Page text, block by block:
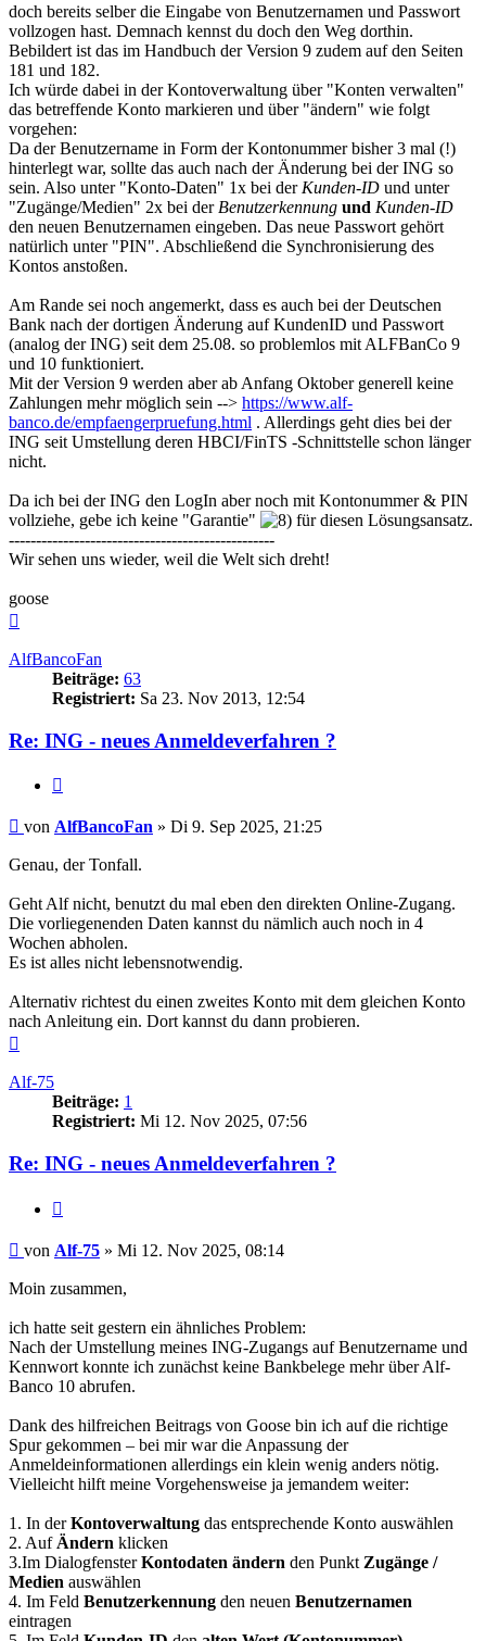
doch bereits selber die Eingabe von Benutzernamen und Passwort
vollzogen hast. Demnach kennst du doch den Weg dorthin.
Bebildert ist das im Handbuch der Version 9 zudem auf den Seiten
181 und 182.
Ich würde dabei in der Kontoverwaltung über "Konten verwalten"
das betreffende Konto markieren und über "ändern" wie folgt
vorgehen:
Da der Benutzername in Form der Kontonummer bisher 3 mal (!)
hinterlegt war, sollte das auch nach der Änderung bei der ING so
sein. Also unter "Konto-Daten" 1x bei der Kunden-ID und unter
"Zugänge/Medien" 2x bei der Benutzerkennung und Kunden-ID
den neuen Benutzernamen eingeben. Das neue Passwort gehört
natürlich unter "PIN". Abschließend die Synchronisierung des
Kontos anstoßen.
Am Rande sei noch angemerkt, dass es auch bei der Deutschen
Bank nach der dortigen Änderung auf KundenID und Passwort
(analog der ING) seit dem 25.08. so problemlos mit ALFBanCo 9
und 10 funktioniert.
Mit der Version 9 werden aber ab Anfang Oktober generell keine
Zahlungen mehr möglich sein --> https://www.alf-
banco.de/empfaengerpruefung.html . Allerdings geht dies bei der
ING seit Umstellung deren HBCI/FinTS -Schnittstelle schon länger
nicht.
Da ich bei der ING den LogIn aber noch mit Kontonummer & PIN
vollziehe, gebe ich keine "Garantie"
für diesen Lösungsansatz.
-------------------------------------------------
Wir sehen uns wieder, weil die Welt sich dreht!
goose
AlfBancoFan
Beiträge: 63
Registriert: Sa 23. Nov 2013, 12:54
Re: ING - neues Anmeldeverfahren ?
Beitrag
von AlfBancoFan » Di 9. Sep 2025, 21:25
Genau, der Tonfall.
Geht Alf nicht, benutzt du mal eben den direkten Online-Zugang.
Die vorliegenenden Daten kannst du nämlich auch noch in 4
Wochen abholen.
Es ist alles nicht lebensnotwendig.
Alternativ richtest du einen zweites Konto mit dem gleichen Konto
nach Anleitung ein. Dort kannst du dann probieren.
Alf-75
Beiträge: 1
Registriert: Mi 12. Nov 2025, 07:56
Re: ING - neues Anmeldeverfahren ?
Beitrag
von Alf-75 » Mi 12. Nov 2025, 08:14
Moin zusammen,
ich hatte seit gestern ein ähnliches Problem:
Nach der Umstellung meines ING-Zugangs auf Benutzername und
Kennwort konnte ich zunächst keine Bankbelege mehr über Alf-
Banco 10 abrufen.
Dank des hilfreichen Beitrags von Goose bin ich auf die richtige
Spur gekommen – bei mir war die Anpassung der
Anmeldeinformationen allerdings ein klein wenig anders nötig.
Vielleicht hilft meine Vorgehensweise ja jemandem weiter:
1. In derKontoverwaltung das entsprechende Konto auswählen
2. Auf Ändern klicken
3.Im DialogfensterKontodaten ändern den Punkt Zugänge /
Medien auswählen
4. Im Feld Benutzerkennung den neuen Benutzernamen
eintragen